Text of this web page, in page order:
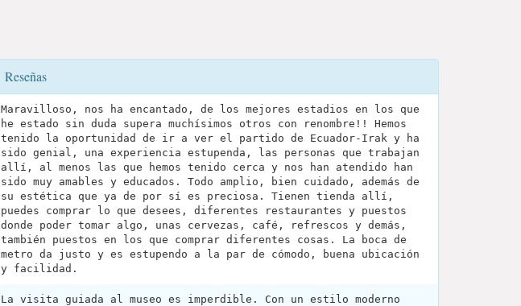
Reseñas
Maravilloso, nos ha encantado, de los mejores estadios en los que
he estado sin duda supera muchísimos otros con renombre!! Hemos
tenido la oportunidad de ir a ver el partido de Ecuador-Irak y ha
sido genial, una experiencia estupenda, las personas que trabajan
allí, al menos las que hemos tenido cerca y nos han atendido han
sido muy amables y educados. Todo amplio, bien cuidado, además de
su estética que ya de por sí es preciosa. Tienen tienda allí,
puedes comprar lo que desees, diferentes restaurantes y puestos
donde poder tomar algo, unas cervezas, café, refrescos y demás,
también puestos en los que comprar diferentes cosas. La boca de
metro da justo y es estupendo a la par de cómodo, buena ubicación
y facilidad.
La visita guiada al museo es imperdible. Con un estilo moderno